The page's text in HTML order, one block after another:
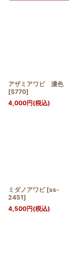
アザミアワビ 濃色
[S770]
4,000円(税込)
ミダノアワビ [ss-
2451]
4,500円(税込)